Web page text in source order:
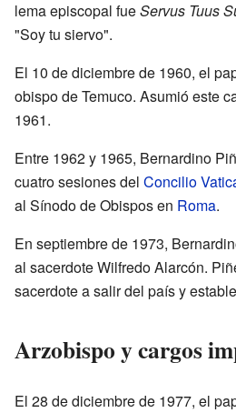
lema episcopal fueServus Tuus
"Soy tu siervo".
El 10 de diciembre de 1960, el
obispo de Temuco. Asumió este
1961.
Entre 1962 y 1965, Bernardino
cuatro sesiones del Concilio
al Sínodo de Obispos en Roma.
En septiembre de 1973,
al sacerdote Wilfredo Alarcón.
sacerdote a salir del país y
Arzobispo y cargos
El 28 de diciembre de 1977, el